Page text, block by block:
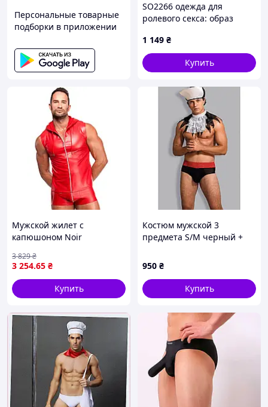
Персональные товарные
подборки в приложении
SO2266 одежда для
ролевого секса: образ
1 149 ₴
Купить
Мужской жилет с
капюшоном Noir
hooded vest XL sexstyle
3 254.65 ₴
3 829₴
Купить
Костюм мужской 3
предмета S/M черный +
950 ₴
Купить